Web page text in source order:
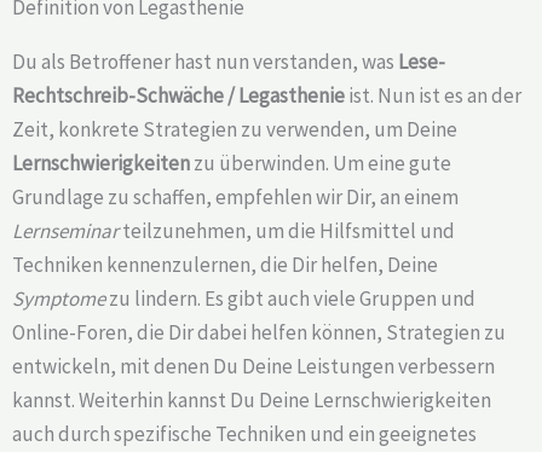
Definition von Legasthenie
Du als Betroffener hast nun verstanden, was Lese-
Rechtschreib-Schwäche /Legasthenieist. Nun ist es an der
Zeit, konkrete Strategien zu verwenden, um Deine
Lernschwierigkeitenzu überwinden. Um eine gute
Grundlage zu schaffen, empfehlen wir Dir, an einem
Lernseminarteilzunehmen, um die Hilfsmittel und
Techniken kennenzulernen, die Dir helfen, Deine
Symptomezu lindern. Es gibt auch viele Gruppen und
Online-Foren, die Dir dabei helfen können, Strategien zu
entwickeln, mit denen Du Deine Leistungen verbessern
kannst. Weiterhin kannst Du Deine Lernschwierigkeiten
auch durch spezifische Techniken und ein geeignetes